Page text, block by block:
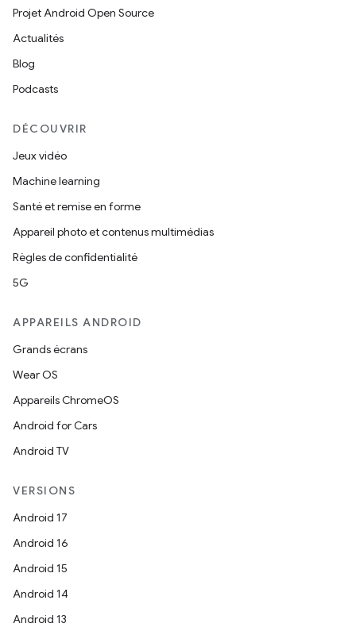
Projet Android Open Source
Actualités
Blog
Podcasts
DÉCOUVRIR
Jeux vidéo
Machine learning
Santé et remise en forme
Appareil photo et contenus multimédias
Règles de confidentialité
5G
APPAREILS ANDROID
Grands écrans
Wear OS
Appareils ChromeOS
Android for Cars
Android TV
VERSIONS
Android 17
Android 16
Android 15
Android 14
Android 13